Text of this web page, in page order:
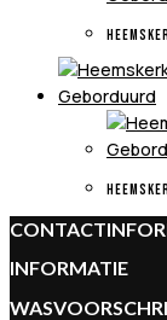
INFORMATIE